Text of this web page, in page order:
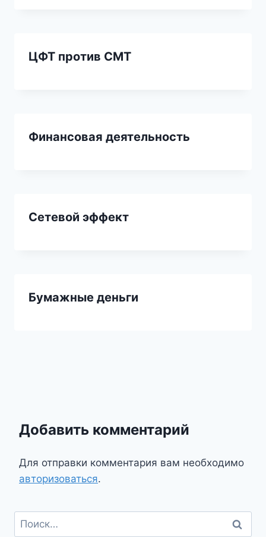
ЦФТ против СМТ
Финансовая деятельность
Сетевой эффект
Бумажные деньги
Добавить комментарий
Для отправки комментария вам необходимо
авторизоваться.
Найти: